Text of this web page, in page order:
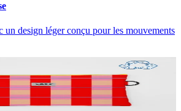
un design léger conçu pour les mouvements